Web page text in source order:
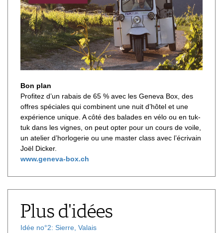
Bon plan
Profitez d’un rabais de 65 % avec les Geneva Box, des
offres spéciales qui combinent une nuit d’hôtel et une
expérience unique. A côté des balades en vélo ou en tuk-
tuk dans les vignes, on peut opter pour un cours de voile,
un atelier d’horlogerie ou une master class avec l’écrivain
Joël Dicker.
www.geneva-box.ch
Plus d'idées
Idée no°2: Sierre, Valais